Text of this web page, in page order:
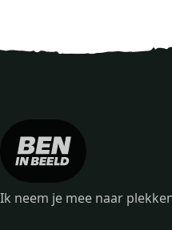
Ik neem je mee naar